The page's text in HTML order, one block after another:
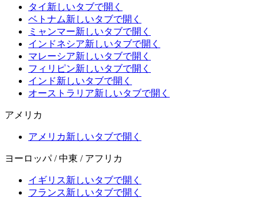
タイ 新しいタブで開く
ベトナム新しいタブで開く
ミャンマー新しいタブで開く
インドネシア新しいタブで開く
マレーシア新しいタブで開く
フィリピン新しいタブで開く
インド新しいタブで開く
オーストラリア新しいタブで開く
アメリカ
アメリカ新しいタブで開く
ヨーロッパ / 中東 / アフリカ
イギリス新しいタブで開く
フランス新しいタブで開く